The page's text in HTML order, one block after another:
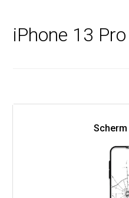
iPhone 13
Scherm